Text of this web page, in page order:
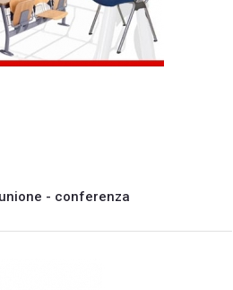
- conferenza